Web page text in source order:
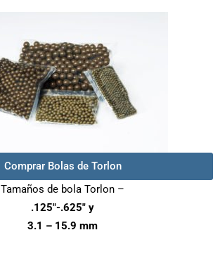
Comprar Bolas de Torlon
Tamaños de bola Torlon –
.125″-.625″ y
3.1 – 15.9 mm